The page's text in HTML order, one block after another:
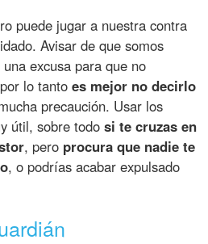
puede jugar a nuestra contra
Avisar de que somos
excusa para que no
lo tantoes mejor no decirlo
precaución. Usar los
útil, sobre todosi te cruzas en
, pero procura que nadie te
, o podrías acabar expulsado